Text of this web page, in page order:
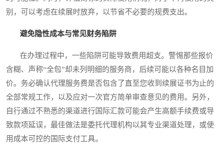
别，可以考虑在续展时放弃，以节省不必要的规费支出。
避免隐性成本与常见财务陷阱
在办理过程中，一些陷阱可能导致费用超支。警惕那些报价
含糊、声称“全包”却未列明细的服务商，后续可能以各种名目加
价。务必确认代理服务费是否包含了直至您收到续展证书为止的
全部常规工作，以及应对一次官方简单审查意见的费用。另外，
自行通过不熟悉的渠道进行国际汇款可能会产生高额手续费或导
致款项延误，最佳做法是委托代理机构以其专业渠道处理，或使
用成本可控的国际支付工具。